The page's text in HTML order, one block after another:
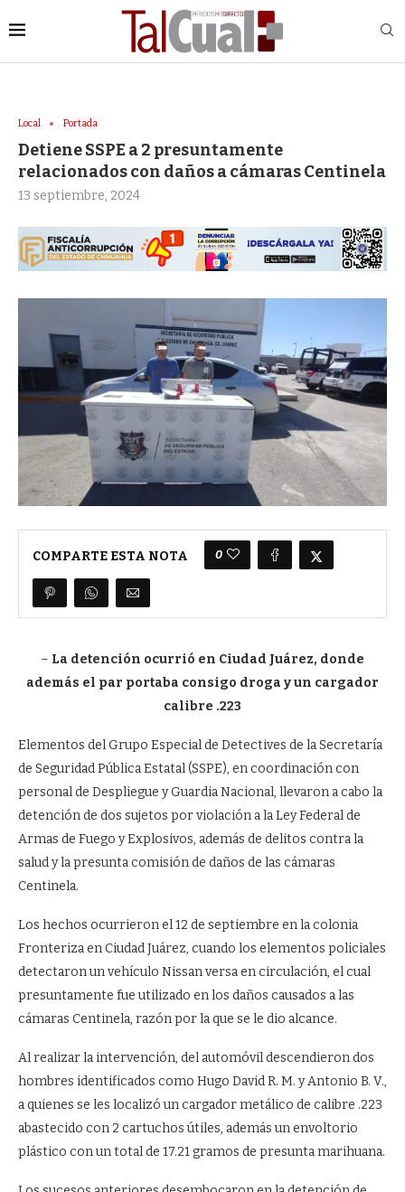
Local Portada
Detiene SSPE a 2 presuntamente
relacionados con daños a cámaras Centinela
13 septiembre, 2024
COMPARTE ESTA NOTA 0
– La detención ocurrió en Ciudad Juárez, donde
además el par portaba consigo droga y un cargador
calibre .223
Elementos del Grupo Especial de Detectives de la Secretaría
de Seguridad Pública Estatal (SSPE), en coordinación con
personal de Despliegue y Guardia Nacional, llevaron a cabo la
detención de dos sujetos por violación a la Ley Federal de
Armas de Fuego y Explosivos, además de delitos contra la
salud y la presunta comisión de daños de las cámaras
Centinela.
Los hechos ocurrieron el 12 de septiembre en la colonia
Fronteriza en Ciudad Juárez, cuando los elementos policiales
detectaron un vehículo Nissan versa en circulación, el cual
presuntamente fue utilizado en los daños causados a las
cámaras Centinela, razón por la que se le dio alcance.
Al realizar la intervención, del automóvil descendieron dos
hombres identificados como Hugo David R. M. y Antonio B. V.,
a quienes se les localizó un cargador metálico de calibre .223
abastecido con 2 cartuchos útiles, además un envoltorio
plástico con un total de 17.21 gramos de presunta marihuana.